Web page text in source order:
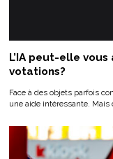
L’IA peut-elle
votations?
Face à des objets parfois
une aide intéressante.